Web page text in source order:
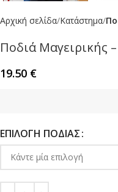
Αρχική σελίδα Κατάστημα
Ποδιά Μαγειρικής
19.50 €
ΕΠΙΛΟΓΉ ΠΟΔΙΆΣ